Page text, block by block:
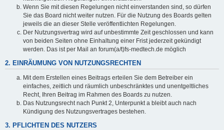
Wenn Sie mit diesen Regelungen nicht einverstanden sind, so dürfen
Sie das Board nicht weiter nutzen. Für die Nutzung des Boards gelten
jeweils die an dieser Stelle veröffentlichten Regelungen.
Der Nutzungsvertrag wird auf unbestimmte Zeit geschlossen und kann
von beiden Seiten ohne Einhaltung einer Frist jederzeit gekündigt
werden. Das ist per Mail an forum(a/t)fs-medtech.de möglich
2. EINRÄUMUNG VON NUTZUNGSRECHTEN
Mit dem Erstellen eines Beitrags erteilen Sie dem Betreiber ein
einfaches, zeitlich und räumlich unbeschränktes und unentgeltliches
Recht, Ihren Beitrag im Rahmen des Boards zu nutzen.
Das Nutzungsrecht nach Punkt 2, Unterpunkt a bleibt auch nach
Kündigung des Nutzungsvertrages bestehen.
3. PFLICHTEN DES NUTZERS